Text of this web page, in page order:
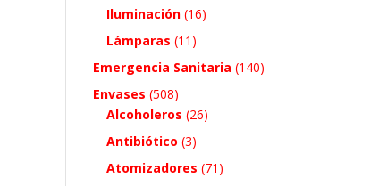
Iluminación (16)
Lámparas (11)
Emergencia Sanitaria (140)
Envases (508)
Alcoholeros (26)
Antibiótico (3)
Atomizadores (71)